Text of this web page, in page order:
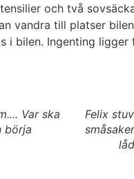
och två
vandra till platser
i bilen. Ingenting ligger
Var ska
börja
Felix